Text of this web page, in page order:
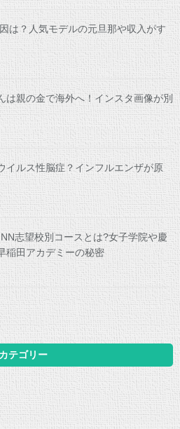
は？人気モデルの元旦那や収入がす
は親の金で海外へ！インスタ画像が別
イルス性脳症？インフルエンザが原
志望校別コースとは?女子学院や慶
稲田アカデミーの秘密
カテゴリー